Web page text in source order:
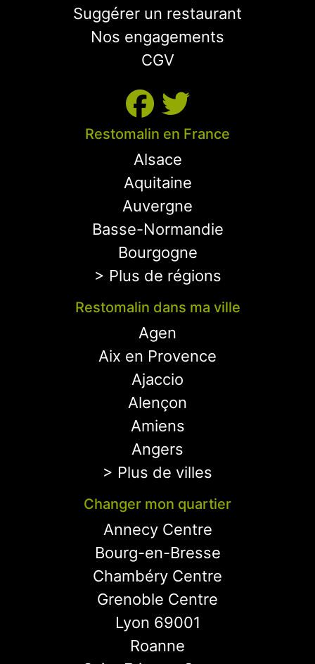
Suggérer un restaurant
Nos engagements
CGV
Restomalin en France
Alsace
Aquitaine
Auvergne
Basse-Normandie
Bourgogne
> Plus de régions
Restomalin dans ma ville
Agen
Aix en Provence
Ajaccio
Alençon
Amiens
Angers
> Plus de villes
Changer mon quartier
Annecy Centre
Bourg-en-Bresse
Chambéry Centre
Grenoble Centre
Lyon 69001
Roanne